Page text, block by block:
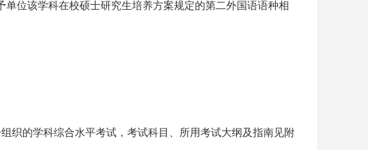
位该学科在校硕士研究生培养方案规定的第二外国语语种相
的学科综合水平考试，考试科目、所用考试大纲及指南见附